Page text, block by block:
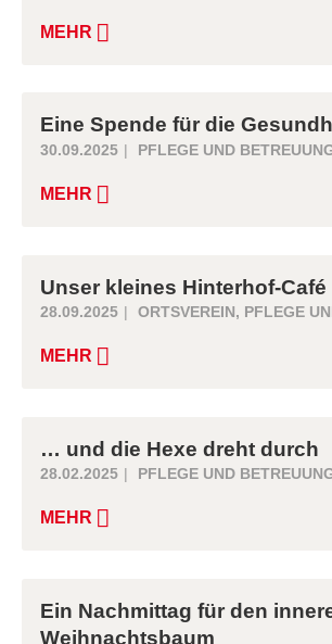
MEHR
Eine Spende für die
30.09.2025 PFLEGE UND
MEHR
Unser kleines Hinterhof-Café
28.09.2025 ORTSVEREIN , PFLEGE
MEHR
… und die Hexe dreht durch
28.02.2025 PFLEGE UND
MEHR
Ein Nachmittag für den
Weihnachtsbaum